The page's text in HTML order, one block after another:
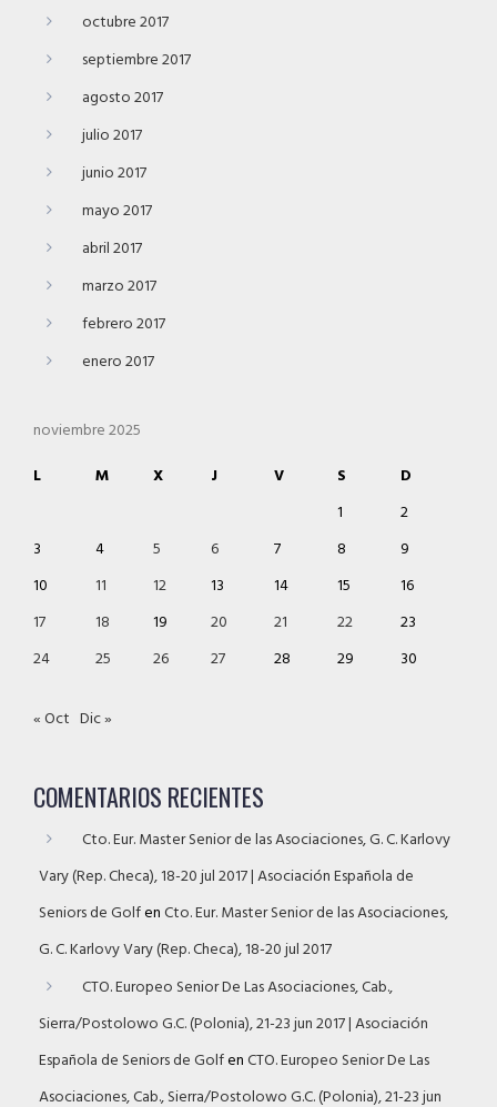
octubre 2017
septiembre 2017
agosto 2017
julio 2017
junio 2017
mayo 2017
abril 2017
marzo 2017
febrero 2017
enero 2017
noviembre 2025
L
M X J V S
D
1
2
3
4 5 6 7 8
9
10
11 12 13 14 15
16
17
18 19 20 21 22
23
24
25 26 27 28 29 30
« Oct Dic »
COMENTARIOS RECIENTES
Cto. Eur. Master Senior de las Asociaciones, G. C. Karlovy
Vary (Rep. Checa), 18-20 jul 2017 | Asociación Española de
Seniors de GolfenCto. Eur. Master Senior de las Asociaciones,
G. C. Karlovy Vary (Rep. Checa), 18-20 jul 2017
CTO. Europeo Senior De Las Asociaciones, Cab.,
Sierra/Postolowo G.C. (Polonia), 21-23 jun 2017 | Asociación
Española de Seniors de GolfenCTO. Europeo Senior De Las
Asociaciones, Cab., Sierra/Postolowo G.C. (Polonia), 21-23 jun